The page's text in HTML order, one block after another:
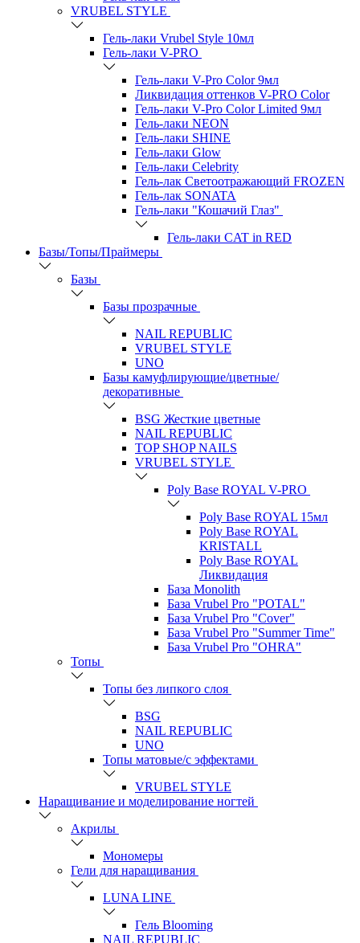
VRUBEL STYLE
Гель-лаки Vrubel Style 10мл
Гель-лаки V-PRO
Гель-лаки V-Pro Color 9мл
Ликвидация оттенков V-PRO Color
Гель-лаки V-Pro Color Limited 9мл
Гель-лаки NEON
Гель-лаки SHINE
Гель-лаки Glow
Гель-лаки Celebrity
Гель-лак Светоотражающий FROZEN
Гель-лак SONATA
Гель-лаки "Кошачий Глаз"
Гель-лаки CAT in RED
Базы/Топы/Праймеры
Базы
Базы прозрачные
NAIL REPUBLIC
VRUBEL STYLE
UNO
Базы камуфлирующие/цветные/
декоративные
BSG Жесткие цветные
NAIL REPUBLIC
TOP SHOP NAILS
VRUBEL STYLE
Poly Base ROYAL V-PRO
Poly Base ROYAL 15мл
Poly Base ROYAL
KRISTALL
Poly Base ROYAL
Ликвидация
База Monolith
База Vrubel Pro "POTAL"
База Vrubel Pro "Сover"
База Vrubel Pro "Summer Time"
База Vrubel Pro "OHRA"
Топы
Топы без липкого слоя
BSG
NAIL REPUBLIC
UNO
Топы матовые/с эффектами
VRUBEL STYLE
Наращивание и моделирование ногтей
Акрилы
Мономеры
Гели для наращивания
LUNA LINE
Гель Blooming
NAIL REPUBLIC